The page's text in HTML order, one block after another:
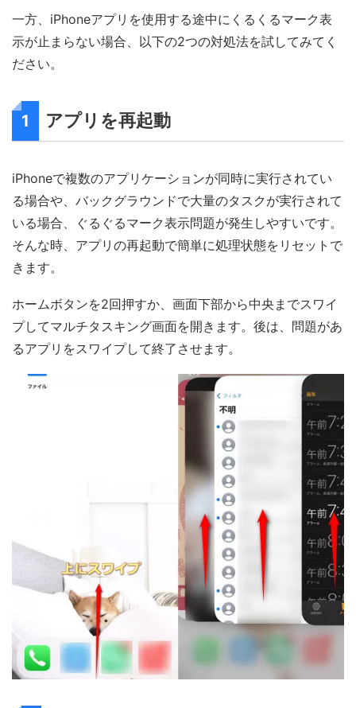
一方、iPhoneアプリを使用する途中にくるくるマーク表
示が止まらない場合、以下の2つの対処法を試してみてく
ださい。
1 アプリを再起動
iPhoneで複数のアプリケーションが同時に実行されてい
る場合や、バックグラウンドで大量のタスクが実行されて
いる場合、ぐるぐるマーク表示問題が発生しやすいです。
そんな時、アプリの再起動で簡単に処理状態をリセットで
きます。
ホームボタンを2回押すか、画面下部から中央までスワイ
プしてマルチタスキング画面を開きます。後は、問題があ
るアプリをスワイプして終了させます。